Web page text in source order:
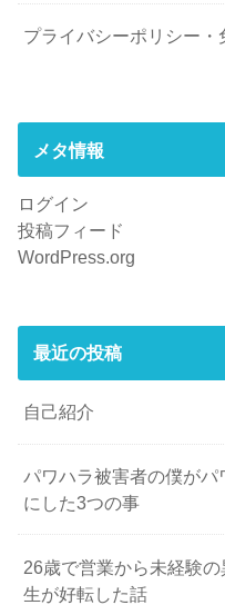
プライバシーポリシー・
メタ情報
ログイン
投稿フィード
WordPress.org
最近の投稿
自己紹介
パワハラ被害者の僕が
にした3つの事
26歳で営業から未経験
生が好転した話